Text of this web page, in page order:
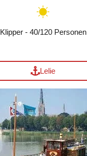
Klipper - 40/120 Personen
Lelie